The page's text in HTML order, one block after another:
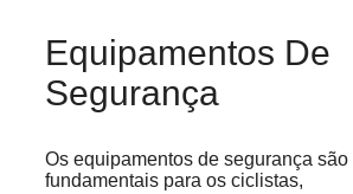
Equipamentos De
Segurança
Os equipamentos de segurança são
fundamentais para os ciclistas,